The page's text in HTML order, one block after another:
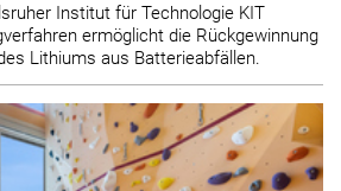
Institut für Technologie KIT
ermöglicht die Rückgewinnung
Lithiums aus Batterieabfällen.